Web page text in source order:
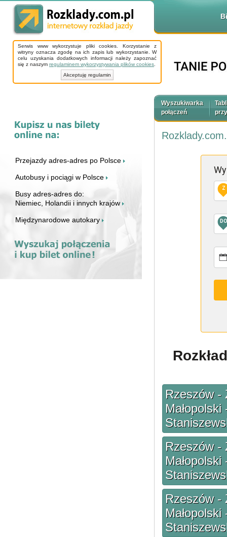
Serwis www wykorzystuje pliki cookies. Korzystanie z
witryny oznacza zgodę na ich zapis lub wykorzystanie. W
celu uzyskania dodatkowych informacji należy zapoznać
się z naszym regulaminem wykorzystywania plików cookies
Akceptuję regulamin
Przejazdy adres-adres po Polsce
Autobusy i pociągi w Polsce
Busy adres-adres do:
Niemiec, Holandii i innych krajów
Międzynarodowe autokary
Wyszukiwarka
połączeń
Z
DO
Rzeszów -
Rzeszów -
Rzeszów -